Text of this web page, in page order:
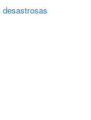
desastrosas